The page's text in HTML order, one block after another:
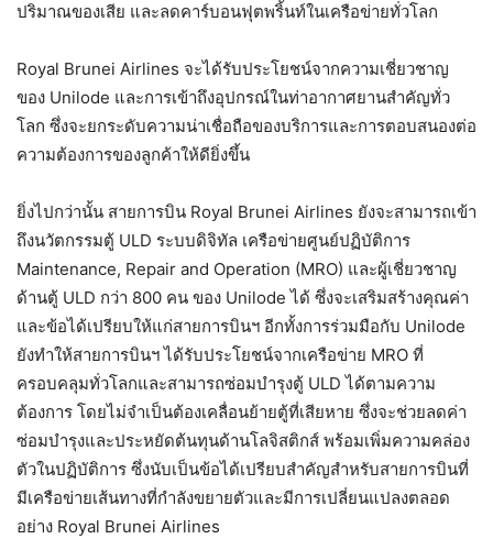
ปริมาณของเสีย และลดคาร์บอนฟุตพริ้นท์ในเครือข่ายทั่วโลก
Royal Brunei Airlines จะได้รับประโยชน์จากความเชี่ยวชาญ
ของ Unilode และการเข้าถึงอุปกรณ์ในท่าอากาศยานสำคัญทั่ว
โลก ซึ่งจะยกระดับความน่าเชื่อถือของบริการและการตอบสนองต่อ
ความต้องการของลูกค้าให้ดียิ่งขึ้น
ยิ่งไปกว่านั้น สายการบิน Royal Brunei Airlines ยังจะสามารถเข้า
ถึงนวัตกรรมตู้ ULD ระบบดิจิทัล เครือข่ายศูนย์ปฏิบัติการ
Maintenance, Repair and Operation (MRO) และผู้เชี่ยวชาญ
ด้านตู้ ULD กว่า 800 คน ของ Unilode ได้ ซึ่งจะเสริมสร้างคุณค่า
และข้อได้เปรียบให้แก่สายการบินฯ อีกทั้งการร่วมมือกับ Unilode
ยังทำให้สายการบินฯ ได้รับประโยชน์จากเครือข่าย MRO ที่
ครอบคลุมทั่วโลกและสามารถซ่อมบำรุงตู้ ULD ได้ตามความ
ต้องการ โดยไม่จำเป็นต้องเคลื่อนย้ายตู้ที่เสียหาย ซึ่งจะช่วยลดค่า
ซ่อมบำรุงและประหยัดต้นทุนด้านโลจิสติกส์ พร้อมเพิ่มความคล่อง
ตัวในปฏิบัติการ ซึ่งนับเป็นข้อได้เปรียบสำคัญสำหรับสายการบินที่
มีเครือข่ายเส้นทางที่กำลังขยายตัวและมีการเปลี่ยนแปลงตลอด
อย่าง Royal Brunei Airlines